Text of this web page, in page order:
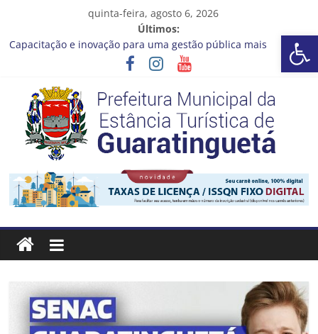
Barra de Ferramentas Aberta
quinta-feira, agosto 6, 2026
Últimos:
Capacitação e inovação para uma gestão pública mais
Seu próximo emprego pode estar mais perto do que você
imagina
Novo curso no Qualifica Guará
Prefeitura de Guaratinguetá divulga novo cronograma dos
editais da PNAB
Guaratinguetá realizará ação de vacinação contra a Febre
Amarela na região da Rocinha
Prefeitura
Estância
Turística
Guaratinguetá
Prefeitura